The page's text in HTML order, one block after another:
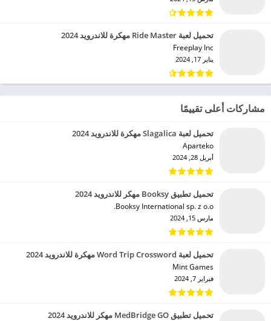
تحميل لعبة Ride Master مهكرة للاندرويد 2024
Freeplay Inc‏
يناير 17, 2024
مشاركات أعلى تقييمًا
تحميل لعبة Slagalica مهكرة للاندرويد 2024
Aparteko‏
أبريل 28, 2024
تحميل تطبيق Booksy مهكر للاندرويد 2024
Booksy International sp. z o.o.‏
مارس 15, 2024
تحميل لعبة Word Trip Crossword مهكرة للاندرويد 2024
Mint Games‏
فبراير 7, 2024
تحميل تطبيق MedBridge GO مهكر للاندرويد 2024